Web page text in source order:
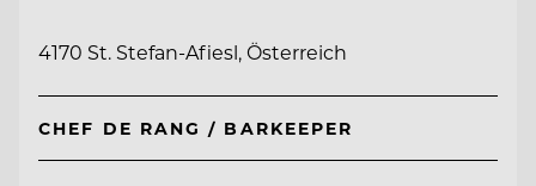
4170 St. Stefan-Afiesl, Österreich
CHEF DE RANG / BARKEEPER